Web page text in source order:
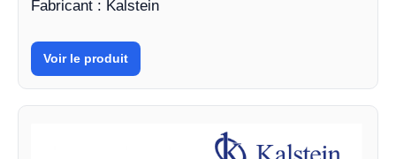
Fabricant : Kalstein
Voir le produit